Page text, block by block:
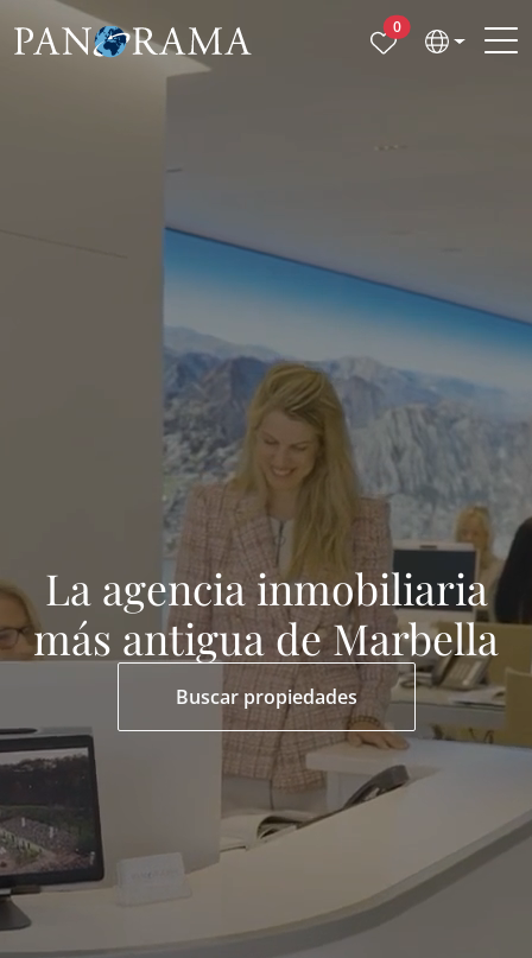
0Propiedades
La agencia inmobiliaria
más antigua de Marbella
Buscar propiedades